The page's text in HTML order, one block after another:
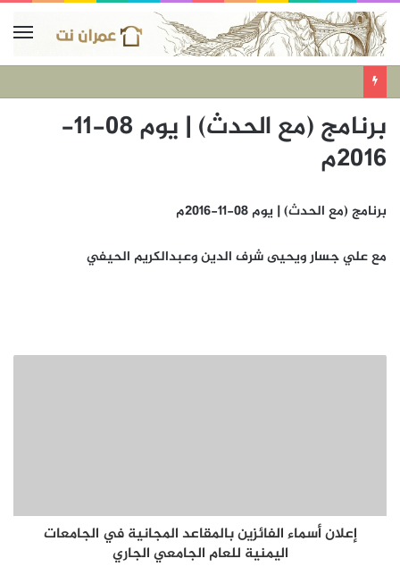
برنامج (مع الحدث) | يوم 08-11-
2016م
برنامج (مع الحدث) | يوم 08-11-2016م
مع علي جسار ويحيى شرف الدين وعبدالكريم الحيفي
إعلان أسماء الفائزين بالمقاعد المجانية في الجامعات
اليمنية للعام الجامعي الجاري